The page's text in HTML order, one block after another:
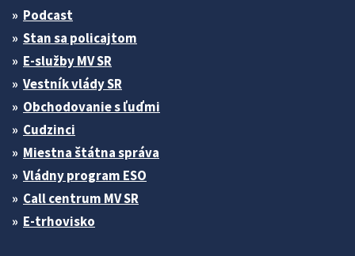
Podcast
Stan sa policajtom
E-služby MV SR
Vestník vlády SR
Obchodovanie s ľuďmi
Cudzinci
Miestna štátna správa
Vládny program ESO
Call centrum MV SR
E-trhovisko